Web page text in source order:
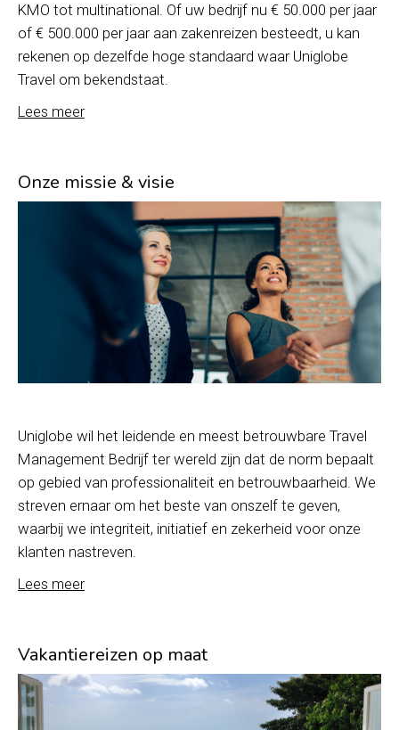
KMO tot multinational. Of uw bedrijf nu € 50.000 per jaar
of € 500.000 per jaar aan zakenreizen besteedt, u kan
rekenen op dezelfde hoge standaard waar Uniglobe
Travel om bekendstaat.
Lees meer
Onze missie & visie
Uniglobe wil het leidende en meest betrouwbare Travel
Management Bedrijf ter wereld zijn dat de norm bepaalt
op gebied van professionaliteit en betrouwbaarheid. We
streven ernaar om het beste van onszelf te geven,
waarbij we integriteit, initiatief en zekerheid voor onze
klanten nastreven.
Lees meer
Vakantiereizen op maat